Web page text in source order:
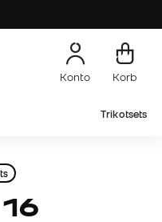
Konto Korb
Trikotsets